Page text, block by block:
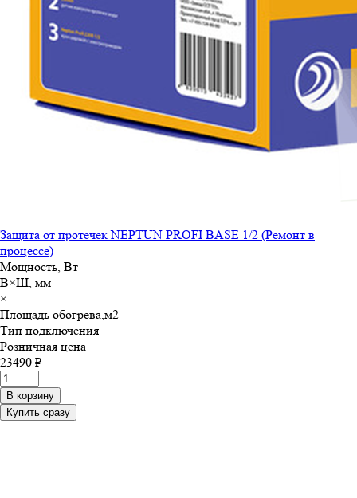
Защита от протечек NEPTUN PROFI BASE 1/2 (Ремонт в
процессе)
Мощность, Вт
В×Ш, мм
×
Площадь обогрева,м2
Тип подключения
Розничная цена
23490 ₽
В корзину
Купить сразу